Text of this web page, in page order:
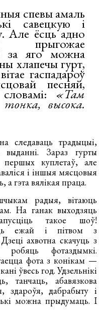
спевы амаль
савецкую і
Але ёсць адно
прыгожае
за яго можна
хлапечы гурт,
гаспадароў
песняй,
словамі:«Там
высока.
следаваць традыцыі,
Зараз гурты
першых куплетаў, але
і іншыя мясцовыя
а гэта вялікая праца.
радыя, вітаюць
На ганак выходзяць
такое шоў!
ежай і пітвом з
ахвотна скачуць з
робяць фотаздымкі.
фота з конікам —
ўвесь год. Удзельнікі
танчаць, абавязкова
здароўя, дабрабыту і
можна прыдумаць. І